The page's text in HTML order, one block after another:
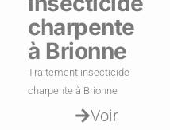
charpente
à Brionne
Traitement insecticide
charpente à Brionne
Voir